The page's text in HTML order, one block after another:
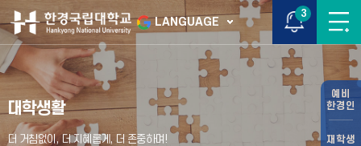
LANGUAGE
3
예비
한경인
재학생
대학생활